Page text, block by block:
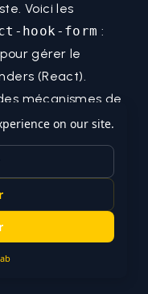
Voici les
hook-form :
gérer le
(React).
mécanismes de
(code répétitif)
la